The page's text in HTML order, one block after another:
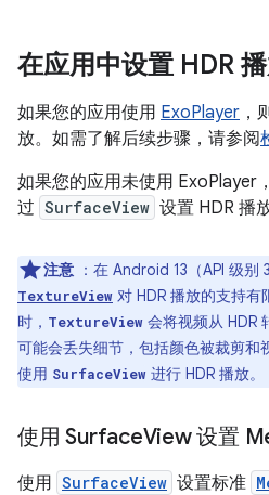
在应用中设置 HDR
如果您的应用使用 ExoPlayer ，
放。如需了解后续步骤，请参阅
如果您的应用未使用 ExoPlayer
过 SurfaceView 设置 HDR 播放
注意 ：在 Android 13（API 级别
TextureView 对 HDR 播放的支持有
时， TextureView 会将视频从 HDR
可能会丢失细节，包括颜色被裁剪和
使用 SurfaceView 进行 HDR 播放。
使用 SurfaceView 设置
使用 SurfaceView 设置标准